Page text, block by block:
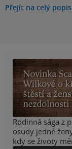
Přejít na celý popis
Rodinná sága z
osudy jedné
kdy se životy